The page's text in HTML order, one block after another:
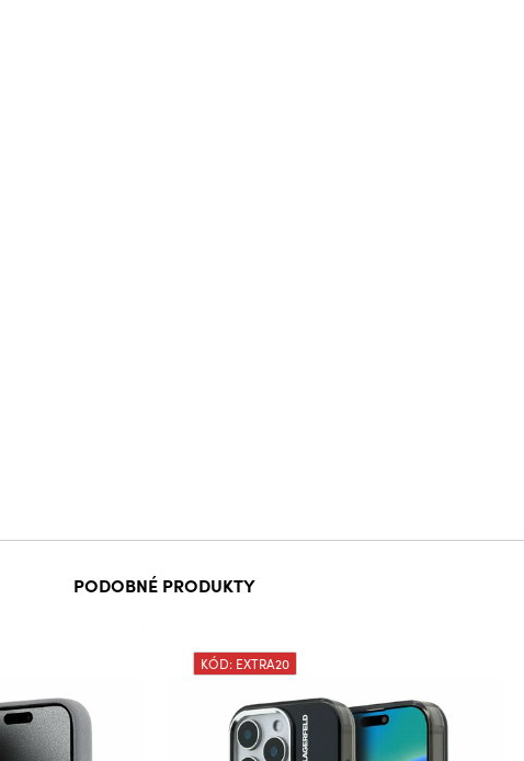
PODOBNÉ PRODUKTY
KÓD: EXTRA20